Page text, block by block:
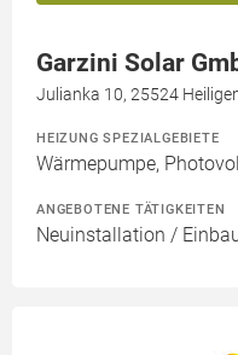
Garzini Solar
Julianka 10, 25524
HEIZUNG SPEZIALGEBIETE
Wärmepumpe,
ANGEBOTENE TÄTIGKEITEN
Neuinstallation /